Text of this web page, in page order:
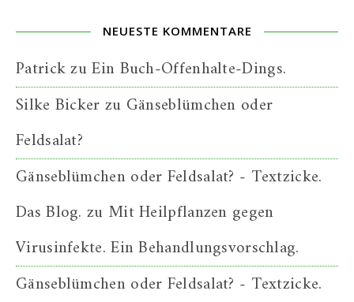
NEUESTE KOMMENTARE
PatrickzuEin Buch-Offenhalte-Dings.
Silke Bickerzu Gänseblümchen oder
Feldsalat?
Gänseblümchen oder Feldsalat? - Textzicke.
Das Blog. zu Mit Heilpflanzen gegen
Virusinfekte. Ein Behandlungsvorschlag.
Gänseblümchen oder Feldsalat? - Textzicke.